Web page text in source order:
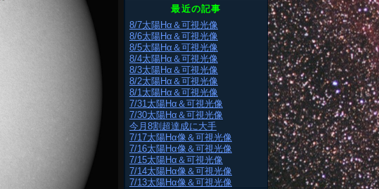
最近の記事
8/7太陽Hα＆可視光像
8/6太陽Hα＆可視光像
8/5太陽Hα＆可視光像
8/4太陽Hα＆可視光像
8/3太陽Hα＆可視光像
8/2太陽Hα＆可視光像
8/1太陽Hα＆可視光像
7/31太陽Hα＆可視光像
7/30太陽Hα＆可視光像
今月8割超達成に大手
7/17太陽Hα像＆可視光像
7/16太陽Hα像＆可視光像
7/15太陽Hα＆可視光像
7/14太陽Hα像＆可視光像
7/13太陽Hα像＆可視光像